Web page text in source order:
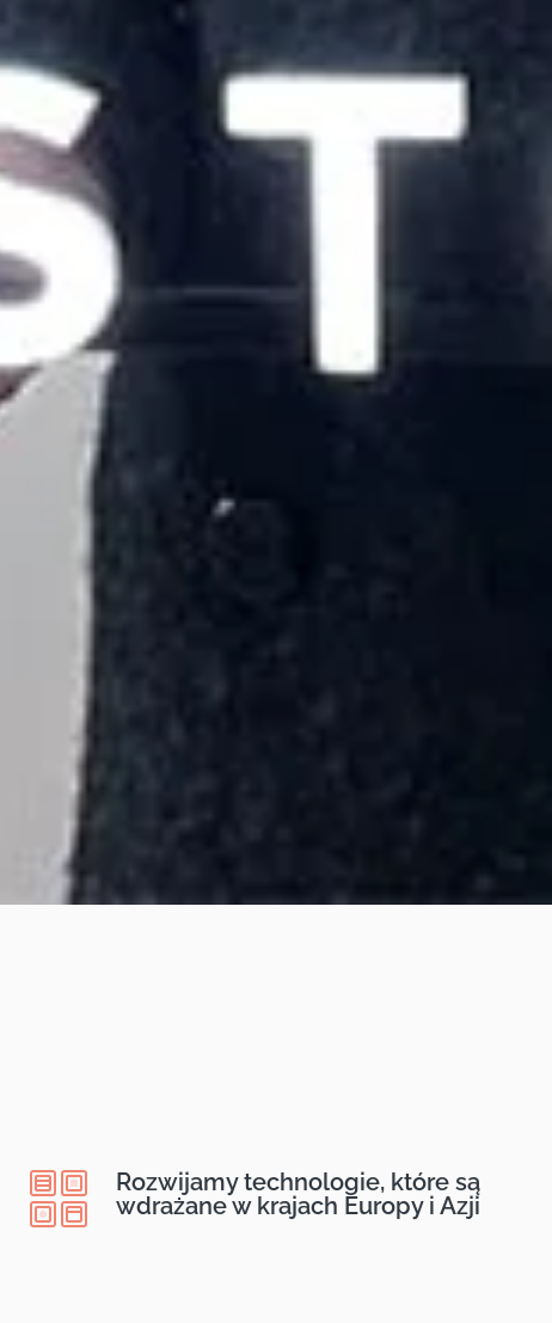
Rozwijamy technologie, które są
wdrażane w krajach Europy i Azji